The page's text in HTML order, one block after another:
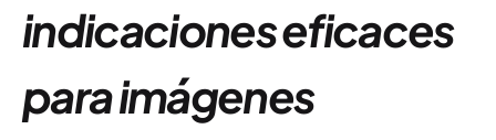
indicaciones eficaces
para imágenes